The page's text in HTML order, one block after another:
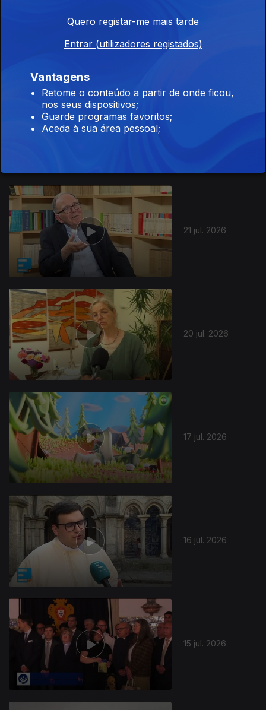
23 jul. 2026
21 jul. 2026
20 jul. 2026
17 jul. 2026
16 jul. 2026
15 jul. 2026
Quero registar-me mais tarde
Entrar (utilizadores registados)
Vantagens
Retome o conteúdo a partir de onde ficou,
nos seus dispositivos;
Guarde programas favoritos;
Aceda à sua área pessoal;